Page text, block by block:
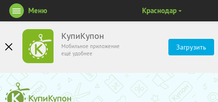
КупиКупон
Мобильное приложение
ещё удобнее
Загрузить
Меню Краснодар